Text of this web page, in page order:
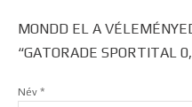
MONDD EL A
“GATORADE SPORTITAL
Név *